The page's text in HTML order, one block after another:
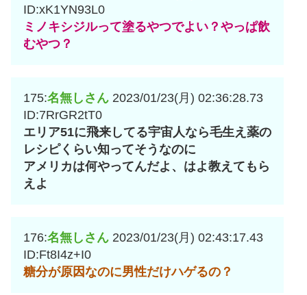
ID:xK1YN93L0
ミノキシジルって塗るやつでよい？やっぱ飲
むやつ？
175:名無しさん 2023/01/23(月) 02:36:28.73
ID:7RrGR2tT0
エリア51に飛来してる宇宙人なら毛生え薬の
レシピくらい知ってそうなのに
アメリカは何やってんだよ、はよ教えてもら
えよ
176:名無しさん 2023/01/23(月) 02:43:17.43
ID:Ft8I4z+I0
糖分が原因なのに男性だけハゲるの？